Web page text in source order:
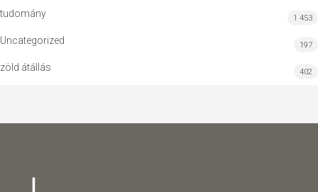
tudomány 1 453
Uncategorized 197
zöld átállás 402